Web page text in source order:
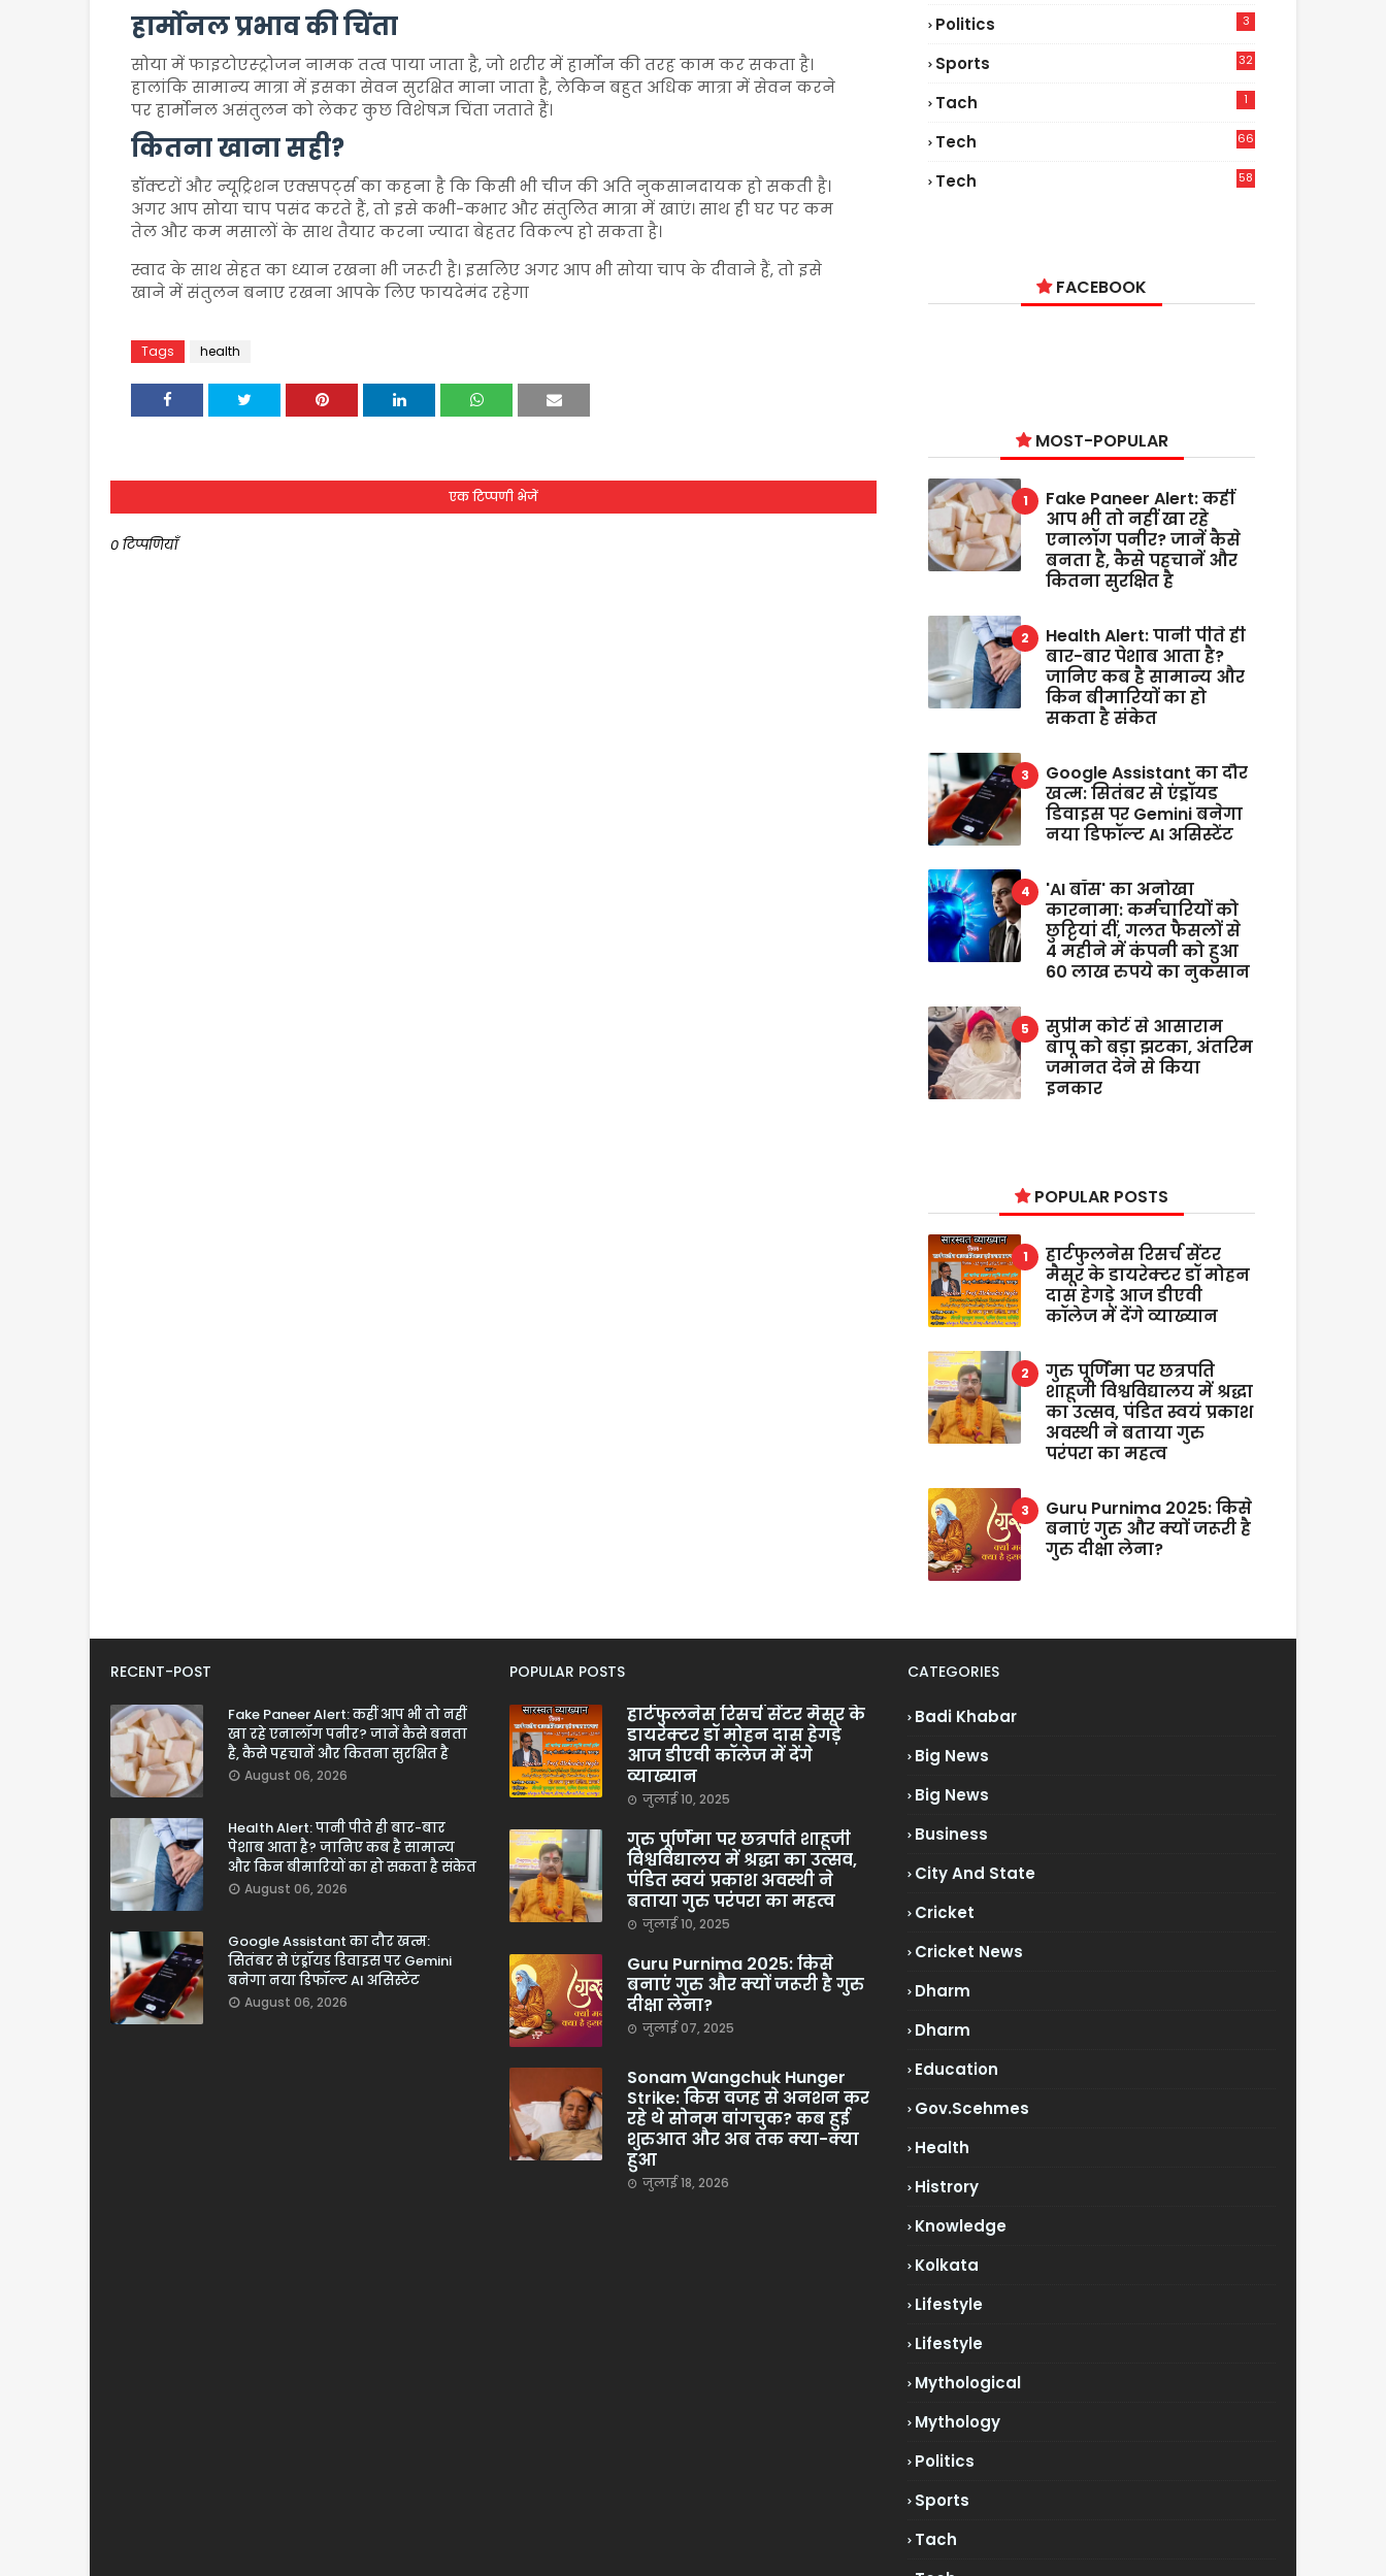
हार्मोनल प्रभाव की चिंता
सोया में फाइटोएस्ट्रोजन नामक तत्व पाया जाता है, जो शरीर में हार्मोन की तरह काम कर सकता है।
हालांकि सामान्य मात्रा में इसका सेवन सुरक्षित माना जाता है, लेकिन बहुत अधिक मात्रा में सेवन करने
पर हार्मोनल असंतुलन को लेकर कुछ विशेषज्ञ चिंता जताते हैं।
कितना खाना सही?
डॉक्टरों और न्यूट्रिशन एक्सपर्ट्स का कहना है कि किसी भी चीज की अति नुकसानदायक हो सकती है।
अगर आप सोया चाप पसंद करते हैं, तो इसे कभी-कभार और संतुलित मात्रा में खाएं। साथ ही घर पर कम
तेल और कम मसालों के साथ तैयार करना ज्यादा बेहतर विकल्प हो सकता है।
स्वाद के साथ सेहत का ध्यान रखना भी जरूरी है। इसलिए अगर आप भी सोया चाप के दीवाने हैं, तो इसे
खाने में संतुलन बनाए रखना आपके लिए फायदेमंद रहेगा
Tags health
एक टिप्पणी भेजें
0 टिप्पणियाँ
Politics 3
Sports 32
Tach 1
Tech
66
Tech
58
FACEBOOK
MOST-POPULAR
Fake Paneer Alert: कहीं
आप भी तो नहीं खा रहे
एनालॉग पनीर? जानें कैसे
बनता है, कैसे पहचानें और
कितना सुरक्षित है
Health Alert: पानी पीते ही
बार-बार पेशाब आता है?
जानिए कब है सामान्य और
किन बीमारियों का हो
सकता है संकेत
Google Assistant का दौर
खत्म: सितंबर से एंड्रॉयड
डिवाइस पर Gemini बनेगा
नया डिफॉल्ट AI असिस्टेंट
'AI बॉस' का अनोखा
कारनामा: कर्मचारियों को
छुट्टियां दीं, गलत फैसलों से
4 महीने में कंपनी को हुआ
60 लाख रुपये का नुकसान
सुप्रीम कोर्ट से आसाराम
बापू को बड़ा झटका, अंतरिम
जमानत देने से किया
इनकार
POPULAR POSTS
हार्टफुलनेस रिसर्च सेंटर
मैसूर के डायरेक्टर डॉ मोहन
दास हेगड़े आज डीएवी
कॉलेज में देंगे व्याख्यान
गुरु पूर्णिमा पर छत्रपति
शाहूजी विश्वविद्यालय में श्रद्धा
का उत्सव, पंडित स्वयं प्रकाश
अवस्थी ने बताया गुरु
परंपरा का महत्व
Guru Purnima 2025: किसे
बनाएं गुरु और क्यों जरूरी है
गुरु दीक्षा लेना?
RECENT-POST
Fake Paneer Alert: कहीं आप भी तो नहीं
खा रहे एनालॉग पनीर? जानें कैसे बनता
है, कैसे पहचानें और कितना सुरक्षित है
August 06, 2026
Health Alert: पानी पीते ही बार-बार
पेशाब आता है? जानिए कब है सामान्य
और किन बीमारियों का हो सकता है संकेत
August 06, 2026
Google Assistant का दौर खत्म:
सितंबर से एंड्रॉयड डिवाइस पर Gemini
बनेगा नया डिफॉल्ट AI असिस्टेंट
August 06, 2026
POPULAR POSTS
हार्टफुलनेस रिसर्च सेंटर मैसूर के
डायरेक्टर डॉ मोहन दास हेगड़े
आज डीएवी कॉलेज में देंगे
व्याख्यान
जुलाई 10, 2025
गुरु पूर्णिमा पर छत्रपति शाहूजी
विश्वविद्यालय में श्रद्धा का उत्सव,
पंडित स्वयं प्रकाश अवस्थी ने
बताया गुरु परंपरा का महत्व
जुलाई 10, 2025
Guru Purnima 2025: किसे
बनाएं गुरु और क्यों जरूरी है गुरु
दीक्षा लेना?
जुलाई 07, 2025
Sonam Wangchuk Hunger
Strike: किस वजह से अनशन कर
रहे थे सोनम वांगचुक? कब हुई
शुरुआत और अब तक क्या-क्या
हुआ
जुलाई 18, 2026
CATEGORIES
Badi Khabar
Big News
Big News
Business
City And State
Cricket
Cricket News
Dharm
Dharm
Education
Gov.scehmes
Health
Histrory
Knowledge
Kolkata
Lifestyle
Lifestyle
Mythological
Mythology
Politics
Sports
Tach